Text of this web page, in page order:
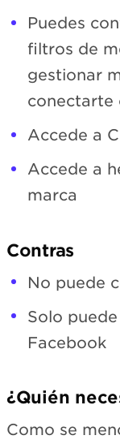
Puedes
filtros de
gestionar
conectarte
Accede a
Accede a
marca
Contras
No puede
Solo
Facebook
¿Quién
Como se